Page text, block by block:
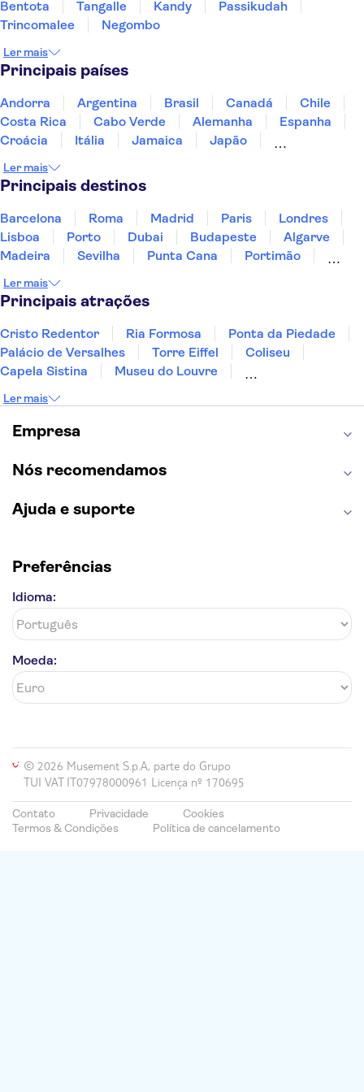
Bentota Tangalle Kandy
Passikudah
Trincomalee
Negombo
Ler mais
Principais países
Andorra Argentina Brasil Canadá
Chile
Costa Rica
Cabo Verde Alemanha
Espanha
Croácia
Itália Jamaica
Japão
Portugal
Singapura
Ler mais
Principais destinos
Barcelona Roma Madrid Paris
Londres
Lisboa
Porto Dubai Budapeste
Algarve
Madeira
Sevilha Punta Cana
Portimão
Sesimbra
Ler mais
Principais atrações
Cristo Redentor Ria Formosa
Ponta da Piedade
Palácio de Versalhes
Torre Eiffel
Coliseu
Capela Sistina
Museu do Louvre
Torre de Belém
Caminito del Rey
Castelo de São Jorge
Mosteiro dos Jerónimos
Ler mais
Empresa
Nós recomendamos
Ajuda e suporte
Preferências
Idioma:
Moeda:
© 2026 Musement S.p.A, parte do Grupo
TUI VAT IT07978000961 Licença nº 170695
Contato Privacidade
Cookies
Termos & Condições
Política de cancelamento